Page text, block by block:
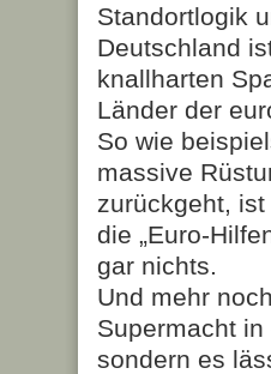
Standortlogik
Deutschland
knallharten
Länder der
So wie
massive
zurückgeht,
die „Euro-
gar nichts.
Und mehr
Supermacht
sondern es